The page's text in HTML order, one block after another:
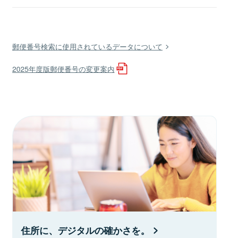
郵便番号検索に使用されているデータについて
2025年度版郵便番号の変更案内
住所に、デジタルの確かさを。